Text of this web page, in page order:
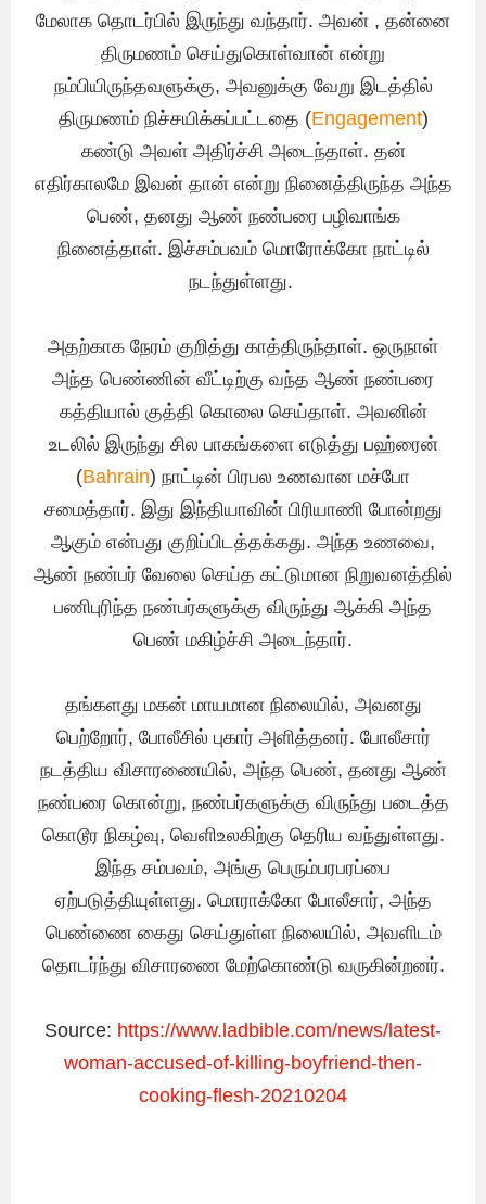
மேலாக தொடர்பில் இருந்து வந்தார். அவன் , தன்னை
திருமணம் செய்துகொள்வான் என்று
நம்பியிருந்தவளுக்கு, அவனுக்கு வேறு இடத்தில்
திருமணம் நிச்சயிக்கப்பட்டதை (Engagement)
கண்டு அவள் அதிர்ச்சி அடைந்தாள். தன்
எதிர்காலமே இவன் தான் என்று நினைத்திருந்த அந்த
பெண், தனது ஆண் நண்பரை பழிவாங்க
நினைத்தாள். இச்சம்பவம் மொரோக்கோ நாட்டில்
நடந்துள்ளது.
அதற்காக நேரம் குறித்து காத்திருந்தாள். ஒருநாள்
அந்த பெண்ணின் வீட்டிற்கு வந்த ஆண் நண்பரை
கத்தியால் குத்தி கொலை செய்தாள். அவனின்
உடலில் இருந்து சில பாகங்களை எடுத்து பஹ்ரைன்
(Bahrain) நாட்டின் பிரபல உணவான மச்போ
சமைத்தார். இது இந்தியாவின் பிரியாணி போன்றது
ஆகும் என்பது குறிப்பிடத்தக்கது. அந்த உணவை,
ஆண் நண்பர் வேலை செய்த கட்டுமான நிறுவனத்தில்
பணிபுரிந்த நண்பர்களுக்கு விருந்து ஆக்கி அந்த
பெண் மகிழ்ச்சி அடைந்தார்.
தங்களது மகன் மாயமான நிலையில், அவனது
பெற்றோர், போலீசில் புகார் அளித்தனர். போலீசார்
நடத்திய விசாரணையில், அந்த பெண், தனது ஆண்
நண்பரை கொன்று, நண்பர்களுக்கு விருந்து படைத்த
கொடூர நிகழ்வு, வெளிஉலகிற்கு தெரிய வந்துள்ளது.
இந்த சம்பவம், அங்கு பெரும்பரபரப்பை
ஏற்படுத்தியுள்ளது. மொராக்கோ போலீசார், அந்த
பெண்ணை கைது செய்துள்ள நிலையில், அவளிடம்
தொடர்ந்து விசாரணை மேற்கொண்டு வருகின்றனர்.
Source: https://www.ladbible.com/news/latest-
woman-accused-of-killing-boyfriend-then-
cooking-flesh-20210204